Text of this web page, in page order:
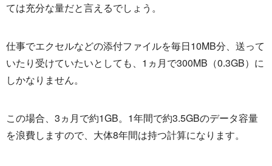
ては充分な量だと言えるでしょう。
仕事でエクセルなどの添付ファイルを毎日10MB分、送って
いたり受けていたいとしても、1ヵ月で300MB（0.3GB）に
しかなりません。
この場合、3ヵ月で約1GB。1年間で約3.5GBのデータ容量
を浪費しますので、大体8年間は持つ計算になります。